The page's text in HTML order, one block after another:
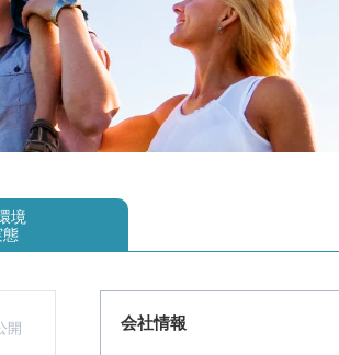
境
態
開 会社情報